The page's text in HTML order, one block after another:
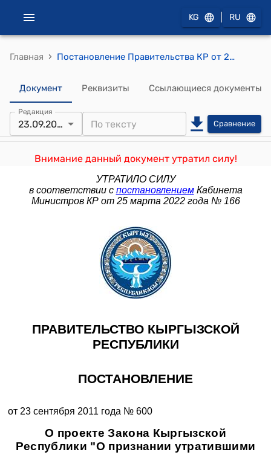
KG RU
Главная › Постановление Правительства КР от 23 сентября 2011 года № 600 "О проекте Закона Кыргызской Республики "О признании утратившими силу некоторых законодательных актов Кыргызской Республики"
Документ Реквизиты Ссылающиеся документы
Редакция
23.09.2011 Сравнение
Внимание данный документ утратил силу!